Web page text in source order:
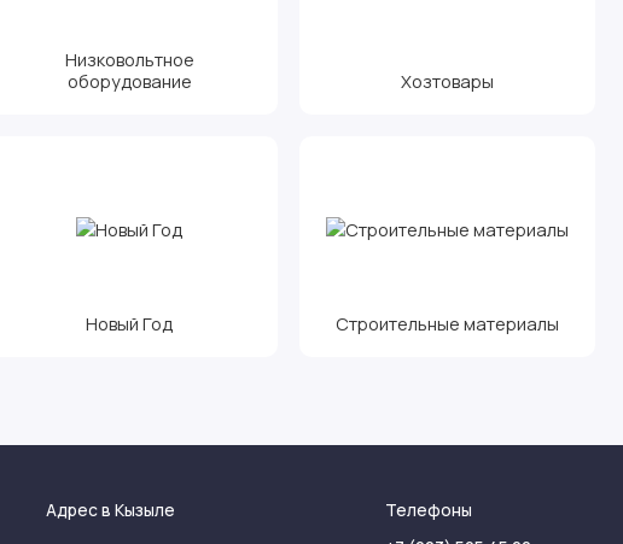
Низковольтное
оборудование
Хозтовары
Новый Год Строительные материалы
Адрес в Кызыле
Телефоны